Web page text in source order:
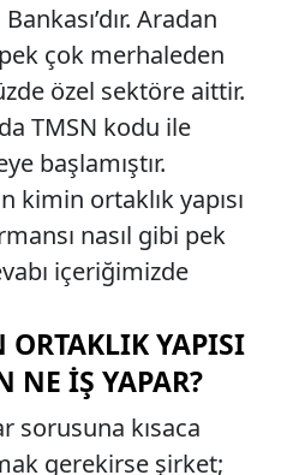
Aradan
çok merhaleden
özel sektöre aittir.
TMSN kodu ile
başlamıştır.
kimin ortaklık yapısı
nasıl gibi pek
içeriğimizde
YAPISI
NE İŞ YAPAR?
sorusuna kısaca
gerekirse şirket;